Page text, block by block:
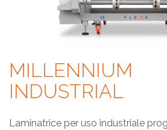
MILLENNIUM
INDUSTRIAL
Laminatrice per uso industriale